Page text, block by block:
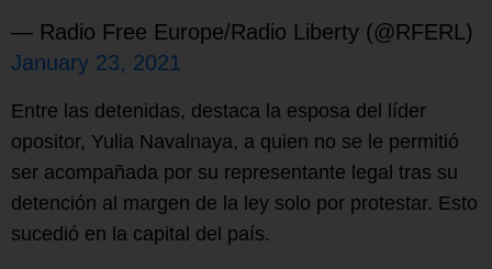
— Radio Free Europe/Radio Liberty (@RFERL)
January 23, 2021
Entre las detenidas, destaca la esposa del líder
opositor, Yulia Navalnaya, a quien no se le permitió
ser acompañada por su representante legal tras su
detención al margen de la ley solo por protestar. Esto
sucedió en la capital del país.